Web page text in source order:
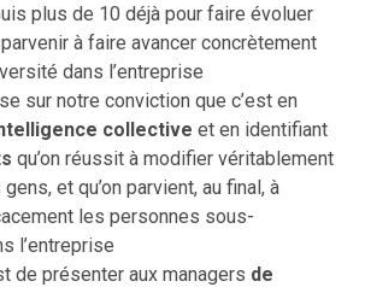
plus de 10 déjà pour faire évoluer
à faire avancer concrètement
dans l’entreprise
sur notre conviction que c’est en
collective et en identifiant
qu’on réussit à modifier véritablement
et qu’on parvient, au final, à
les personnes sous-
l’entreprise
de présenter aux managers de